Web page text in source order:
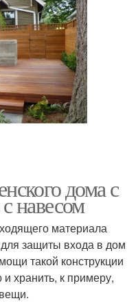
дома с
навесом
материала
защиты входа в дом
такой конструкции
хранить, к примеру,